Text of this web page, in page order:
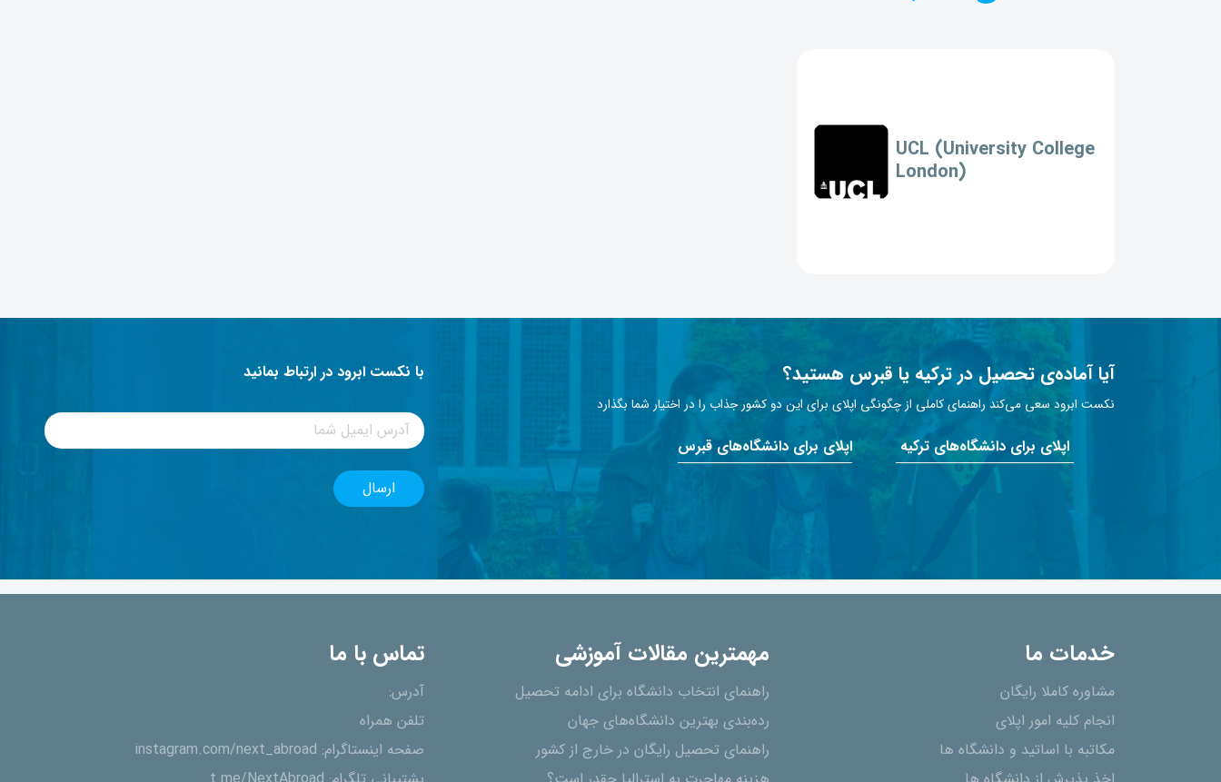
UCL (University College
London)
آیا آماده‌ی تحصیل در ترکیه یا قبرس هستید؟
نکست ابرود سعی می‌کند راهنمای کاملی از چگونگی اپلای برای این دو کشور جذاب را در اختیار شما بگذارد
اپلای برای دانشگاه‌های ترکیه اپلای برای دانشگاه‌های قبرس
با نکست ابرود در ارتباط بمانید
خدمات ما
مشاوره کاملا رایگان
انجام کلیه امور اپلای
مکاتبه با اساتید و دانشگاه ها
مهمترین مقالات آموزشی
راهنمای انتخاب دانشگاه برای ادامه تحصیل
رده‌بندی بهترین دانشگاه‌های جهان
راهنمای تحصیل رایگان در خارج از کشور
تماس با ما
آدرس:
تلفن همراه
صفحه اینستاگرام: instagram.com/next_abroad